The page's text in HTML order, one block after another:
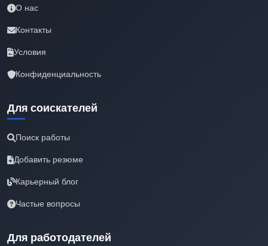
О нас
Контакты
Условия
Конфиденциальность
Для соискателей
Поиск работы
Добавить резюме
Карьерный блог
Частые вопросы
Для работодателей